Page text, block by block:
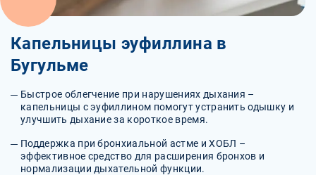
Капельницы эуфиллина в
Бугульме
Быстрое облегчение при нарушениях дыхания –
капельницы с эуфиллином помогут устранить одышку и
улучшить дыхание за короткое время.
Поддержка при бронхиальной астме и ХОБЛ –
эффективное средство для расширения бронхов и
нормализации дыхательной функции.